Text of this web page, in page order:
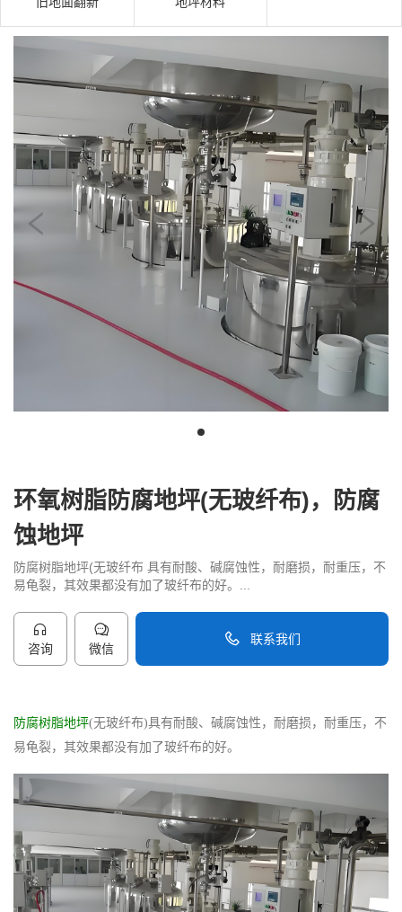
环氧树脂防腐地坪(无玻纤布)，防腐
蚀地坪
防腐树脂地坪(无玻纤布 具有耐酸、碱腐蚀性，耐磨损，耐重压，不
易龟裂，其效果都没有加了玻纤布的好。...
咨询 微信
联系我们
防腐树脂地坪(无玻纤布)具有耐酸、碱腐蚀性，耐磨损，耐重压，不
易龟裂，其效果都没有加了玻纤布的好。